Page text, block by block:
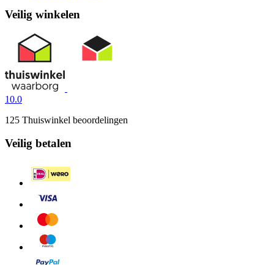
Veilig winkelen
10.0
125 Thuiswinkel beoordelingen
Veilig betalen